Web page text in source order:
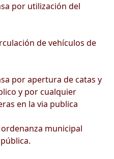
por utilización del
de vehículos de
por apertura de catas y
y por cualquier
en la via publica
municipal